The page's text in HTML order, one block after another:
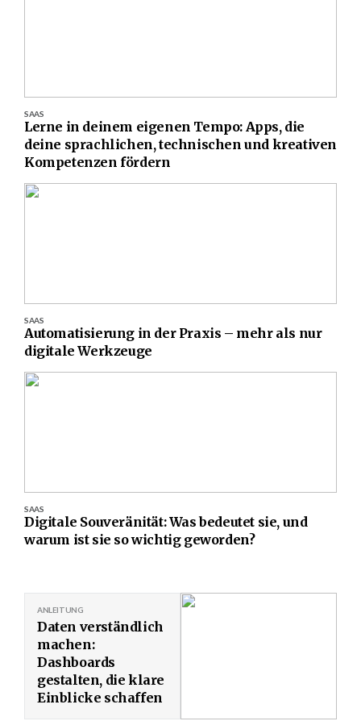
Lerne in deinem eigenen Tempo: Apps, die
deine sprachlichen, technischen und kreativen
Kompetenzen fördern
SAAS
Automatisierung in der Praxis – mehr als nur
digitale Werkzeuge
SAAS
Digitale Souveränität: Was bedeutet sie, und
warum ist sie so wichtig geworden?
SAAS
Daten verständlich
machen:
Dashboards
gestalten, die klare
Einblicke schaffen
ANLEITUNG